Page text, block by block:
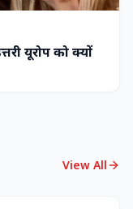
यूरोप को क्यों
View All